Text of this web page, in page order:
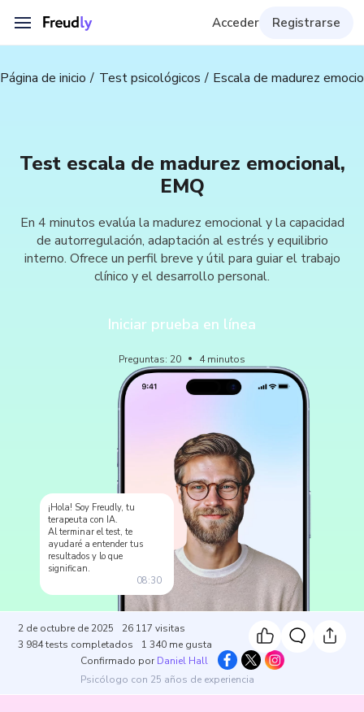
Acceder Registrarse
Página de inicio Test psicológicos Escala de madurez
Test escala de madurez emocional,
EMQ
En 4 minutos evalúa la madurez emocional y la capacidad
de autorregulación, adaptación al estrés y equilibrio
interno. Ofrece un perfil breve y útil para guiar el trabajo
clínico y el desarrollo personal.
Iniciar prueba en línea
Preguntas: 20 4 minutos
¡Hola! Soy Freudly, tu
terapeuta con IA.
Al terminar el test, te
ayudaré a entender tus
resultados y lo que
significan.
08:30
2 de octubre de 2025 26 117 visitas
3 984tests completados 1 340 me gusta
Confirmado por Daniel Hall
Psicólogo con 25 años de experiencia